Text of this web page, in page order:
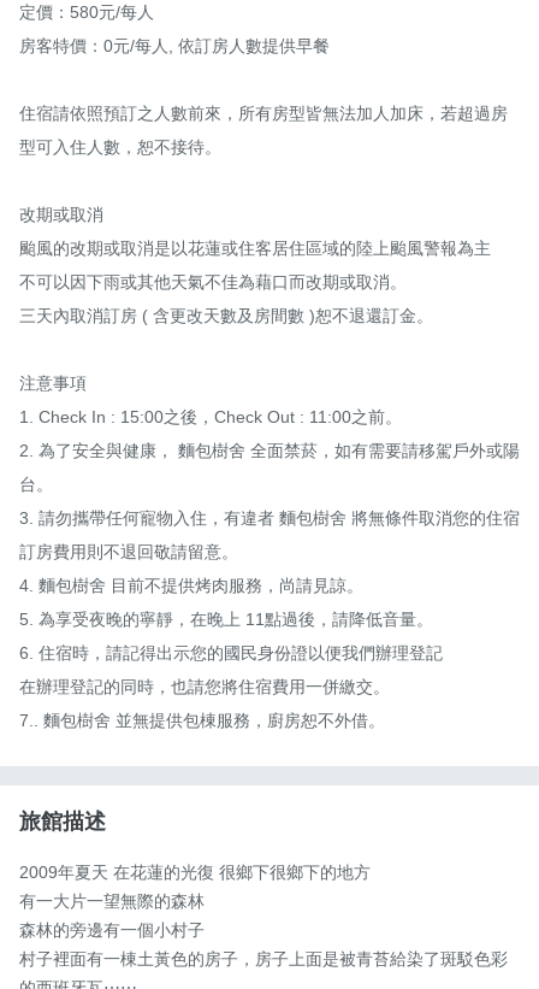
定價：580元/每人
房客特價：0元/每人, 依訂房人數提供早餐
住宿請依照預訂之人數前來，所有房型皆無法加人加床，若超過房
型可入住人數，恕不接待。
改期或取消
颱風的改期或取消是以花蓮或住客居住區域的陸上颱風警報為主
不可以因下雨或其他天氣不佳為藉口而改期或取消。
三天內取消訂房 ( 含更改天數及房間數 )恕不退還訂金。
注意事項
1. Check In : 15:00之後，Check Out : 11:00之前。
2. 為了安全與健康， 麵包樹舍 全面禁菸，如有需要請移駕戶外或陽
台。
3. 請勿攜帶任何寵物入住，有違者 麵包樹舍 將無條件取消您的住宿
訂房費用則不退回敬請留意。
4. 麵包樹舍 目前不提供烤肉服務，尚請見諒。
5. 為享受夜晚的寧靜，在晚上 11點過後，請降低音量。
6. 住宿時，請記得出示您的國民身份證以便我們辦理登記
在辦理登記的同時，也請您將住宿費用一併繳交。
7.. 麵包樹舍 並無提供包棟服務，廚房恕不外借。
旅館描述
2009年夏天 在花蓮的光復 很鄉下很鄉下的地方
有一大片一望無際的森林
森林的旁邊有一個小村子
村子裡面有一棟土黃色的房子，房子上面是被青苔給染了斑駁色彩